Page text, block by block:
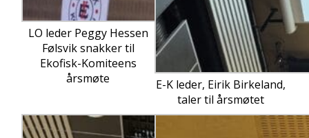
LO leder Peggy Hessen
Følsvik snakker til
Ekofisk-Komiteens
årsmøte
E-K leder, Eirik Birkeland,
taler til årsmøtet